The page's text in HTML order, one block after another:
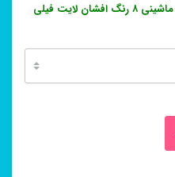
فرش ماشینی ۸ رنگ افشان لایت فیلی